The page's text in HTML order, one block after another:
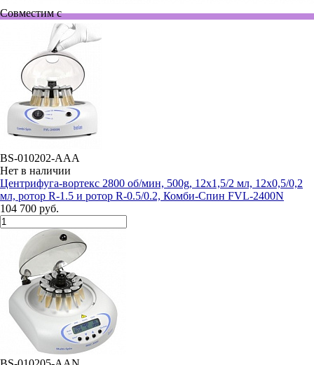
Совместим с
BS-010202-AAA
Нет в наличии
Центрифуга-вортекс 2800 об/мин, 500g, 12х1,5/2 мл, 12х0,5/0,2
мл, ротор R-1.5 и ротор R-0.5/0.2, Комби-Cпин FVL-2400N
104 700 руб.